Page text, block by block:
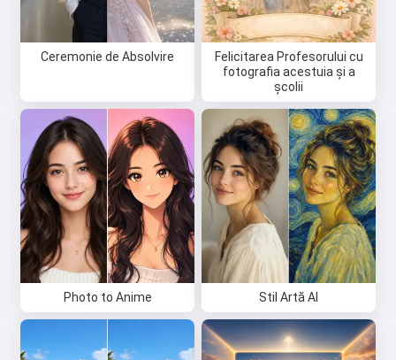
Ceremonie de Absolvire
Felicitarea Profesorului cu
fotografia acestuia și a
școlii
Photo to Anime Stil Artă AI